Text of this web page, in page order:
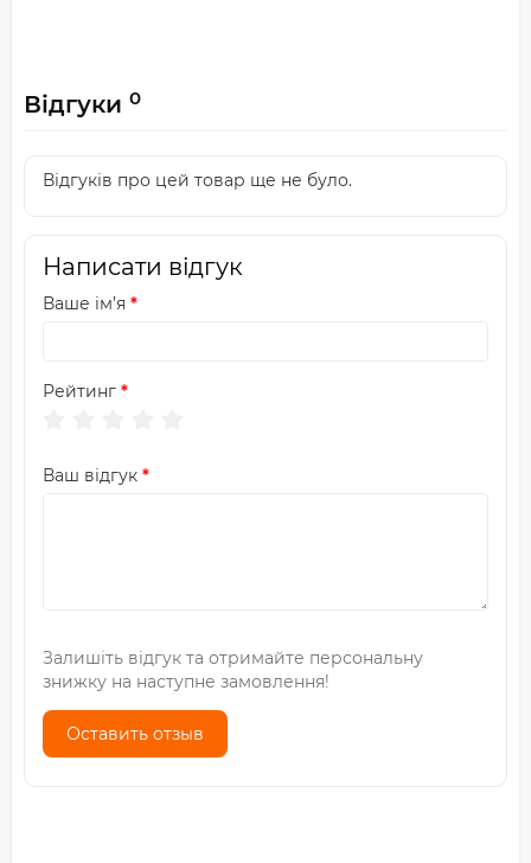
Відгуки 0
Відгуків про цей товар ще не було.
Написати відгук
Ваше ім’я
Рейтинг
Ваш відгук
Залишіть відгук та отримайте персональну
знижку на наступне замовлення!
Оставить отзыв